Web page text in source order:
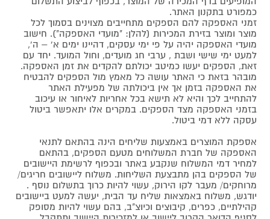
כמפורט בתקנון האתר.
זמני האספקה להם הספקים מתחייבים מצוינים בסמוך לכל
מוצר ומוצר בזירת המכירות (להלן: "מועדי האספקה"). חישוב
מועדי האספקה יהיה על פי ימי עסקים, דהיינו ימים א' – ה',
למעט ימי שישי ושבת , ערבי חג מועדים, וחול המועד. יחד עם
זאת, הספקים יעשו כמיטב יכולתם להקדים את זמן האספקה.
מובהר בזאת כי האתר עושה כל מאמץ מול הספקים להבטיח
את האספקה בזמן אך אין ביכולתה של מפעילת האתר
להתחייב לכך והיא לא תישא בכל אחריות לאיחור או עיכוב
בזמני האספקה מצד הספקים. במקרים אלו יתאפשר ביטול
עסקה ללא דמי ביטול.
אספקת המוצרים באמצעות שליחים הינה בהתאם לתנאי
האספקה של חברת המשלוחים מטעם הספקים, בהתאם
למחיר דמי המשלוח שנקבע באתר ובכפוף לרשימת היישובים
של הספקים בהן מתבצעת השליחות. משלוח ליישובים חריגים/
מרוחקים/ מעבר לקו הירוק, עשוי להיות כרוך בתשלום נוסף .
יודגש, משלוח באמצאות שליח עד הבית, יעשה למעט ביישובים
קהילתיים, כפרים, קיבוצים וכיוצ"ב, בהם עשוי להיות מסופק